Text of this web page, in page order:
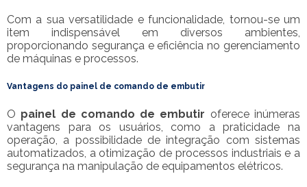
Com a sua versatilidade e funcionalidade, tornou-se um
item indispensável em diversos ambientes,
proporcionando segurança e eficiência no gerenciamento
de máquinas e processos.
Vantagens do painel de comando de embutir
O painel de comando de embutir oferece inúmeras
vantagens para os usuários, como a praticidade na
operação, a possibilidade de integração com sistemas
automatizados, a otimização de processos industriais e a
segurança na manipulação de equipamentos elétricos.